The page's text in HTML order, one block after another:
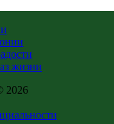
жизни
2026